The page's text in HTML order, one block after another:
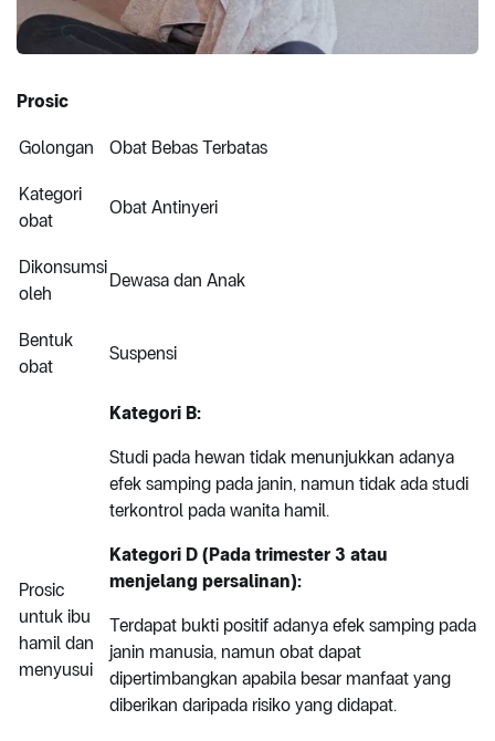
Prosic
Golongan Obat Bebas Terbatas
Kategori
obat
Obat Antinyeri
Dikonsumsi
oleh
Dewasa dan Anak
Bentuk
obat
Suspensi
Prosic
untuk ibu
hamil dan
menyusui
Kategori B:
Studi pada hewan tidak menunjukkan adanya
efek samping pada janin, namun tidak ada studi
terkontrol pada wanita hamil.
Kategori D (Pada trimester 3 atau
menjelang persalinan):
Terdapat bukti positif adanya efek samping pada
janin manusia, namun obat dapat
dipertimbangkan apabila besar manfaat yang
diberikan daripada risiko yang didapat.